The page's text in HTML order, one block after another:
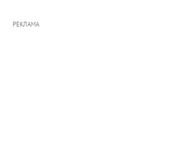
РЕКЛАМА